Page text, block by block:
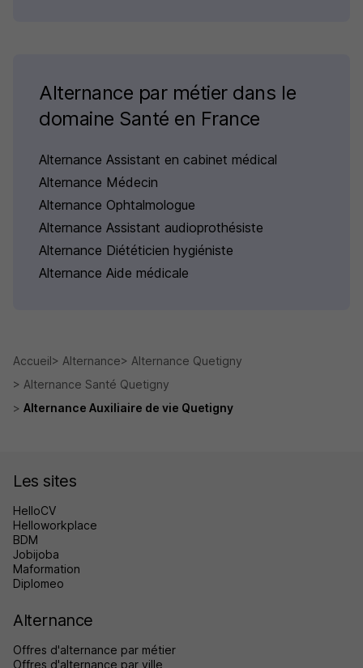
Alternance par métier dans le
domaine Santé en France
Alternance Assistant en cabinet médical
Alternance Médecin
Alternance Ophtalmologue
Alternance Assistant audioprothésiste
Alternance Diététicien hygiéniste
Alternance Aide médicale
Accueil Alternance
Alternance Quetigny
Alternance Santé Quetigny
Alternance Auxiliaire de vie Quetigny
Les sites
HelloCV
Helloworkplace
BDM
Jobijoba
Maformation
Diplomeo
Alternance
Offres d'alternance par métier
Offres d'alternance par ville